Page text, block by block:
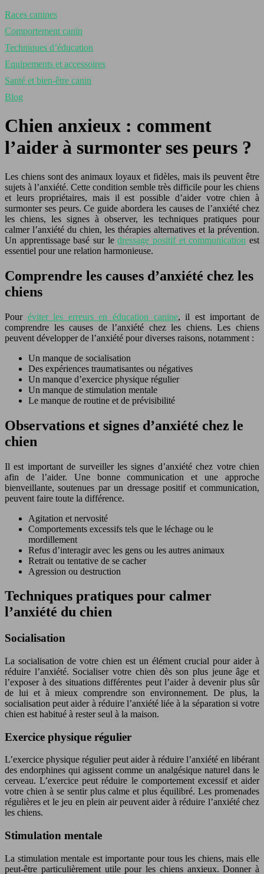
Races canines
Comportement canin
Techniques d’éducation
Equipements et accessoires
Santé et bien-être canin
Blog
Chien anxieux : comment
l’aider à surmonter ses peurs ?
Les chiens sont des animaux loyaux et fidèles, mais ils peuvent être
sujets à l’anxiété. Cette condition semble très difficile pour les chiens
et leurs propriétaires, mais il est possible d’aider votre chien à
surmonter ses peurs. Ce guide abordera les causes de l’anxiété chez
les chiens, les signes à observer, les techniques pratiques pour
calmer l’anxiété du chien, les thérapies alternatives et la prévention.
Un apprentissage basé sur ledressage positif et communication est
essentiel pour une relation harmonieuse.
Comprendre les causes d’anxiété chez les
chiens
Pour éviter les erreurs en éducation canine, il est important de
comprendre les causes de l’anxiété chez les chiens. Les chiens
peuvent développer de l’anxiété pour diverses raisons, notamment :
Un manque de socialisation
Des expériences traumatisantes ou négatives
Un manque d’exercice physique régulier
Un manque de stimulation mentale
Le manque de routine et de prévisibilité
Observations et signes d’anxiété chez le
chien
Il est important de surveiller les signes d’anxiété chez votre chien
afin de l’aider. Une bonne communication et une approche
bienveillante, soutenues par un dressage positif et communication,
peuvent faire toute la différence.
Agitation et nervosité
Comportements excessifs tels que le léchage ou le
mordillement
Refus d’interagir avec les gens ou les autres animaux
Retrait ou tentative de se cacher
Agression ou destruction
Techniques pratiques pour calmer
l’anxiété du chien
Socialisation
La socialisation de votre chien est un élément crucial pour aider à
réduire l’anxiété. Socialiser votre chien dès son plus jeune âge et
l’exposer à des situations différentes peut l’aider à devenir plus sûr
de lui et à mieux comprendre son environnement. De plus, la
socialisation peut aider à réduire l’anxiété liée à la séparation si votre
chien est habitué à rester seul à la maison.
Exercice physique régulier
L’exercice physique régulier peut aider à réduire l’anxiété en libérant
des endorphines qui agissent comme un analgésique naturel dans le
cerveau. L’exercice peut réduire le comportement excessif et aider
votre chien à se sentir plus calme et plus équilibré. Les promenades
régulières et le jeu en plein air peuvent aider à réduire l’anxiété chez
les chiens.
Stimulation mentale
La stimulation mentale est importante pour tous les chiens, mais elle
peut-être particulièrement utile pour les chiens anxieux. Donner à